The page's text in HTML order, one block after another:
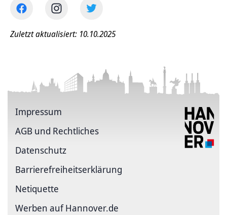
Zuletzt aktualisiert: 10.10.2025
Impressum
AGB und Rechtliches
Datenschutz
Barriere­freiheits­erklärung
Netiquette
Werben auf Hannover.de